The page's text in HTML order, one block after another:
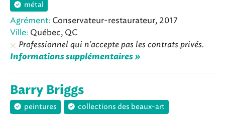
métal
Agrément: Conservateur-restaurateur, 2017
Ville: Québec, QC
Professionnel qui n'accepte pas les contrats privés.
Informations supplémentaires »
Barry Briggs
peintures collections des beaux-art